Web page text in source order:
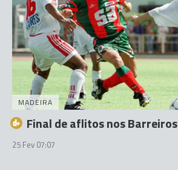
MADEIRA
Final de aflitos nos Barreiros
25 Fev 07:07